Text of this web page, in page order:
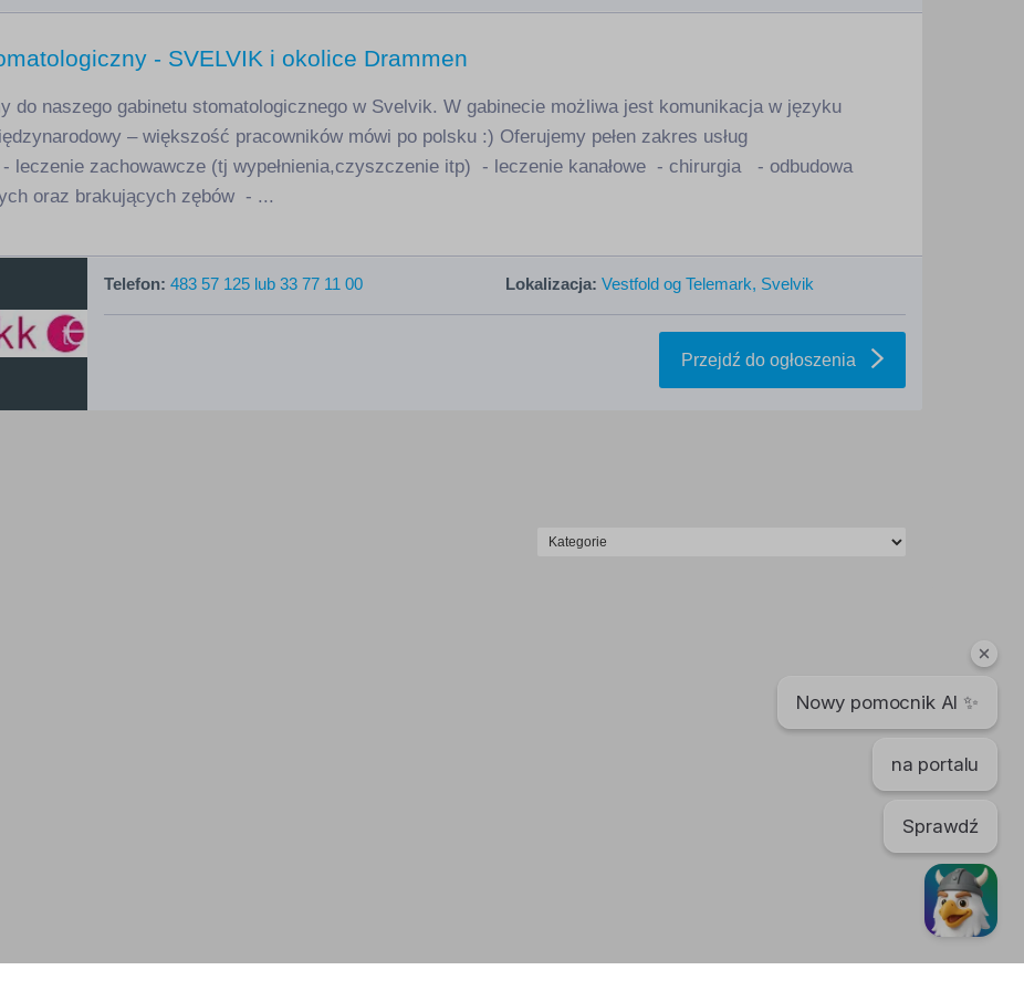
Nowy pomocnik AI ✨
na portalu
Sprawdź
- SVELVIK i okolice Drammen
do naszego gabinetu stomatologicznego w Svelvik. W gabinecie możliwa jest komunikacja w języku
– większość pracowników mówi po polsku :) Oferujemy pełen zakres usług
leczenie zachowawcze (tj wypełnienia,czyszczenie itp) - leczenie kanałowe - chirurgia - odbudowa
oraz brakujących zębów - ...
Telefon: 483 57 125 lub 33 77 11 00 Lokalizacja: Vestfold og Telemark, Svelvik
Przejdź do ogłoszenia